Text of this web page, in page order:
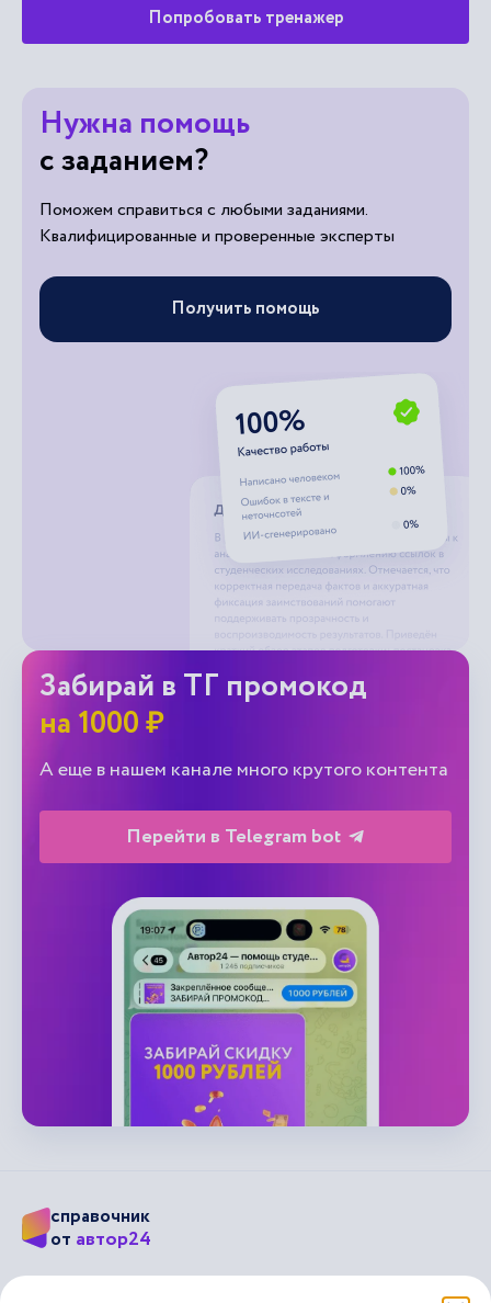
Попробовать тренажер
Нужна помощь
с заданием?
Поможем справиться с любыми заданиями.
Квалифицированные и проверенные эксперты
Получить помощь
Забирай в ТГ промокод
на 1000 ₽
А еще в нашем канале много крутого контента
Перейти в Telegram bot
справочник
от автор24